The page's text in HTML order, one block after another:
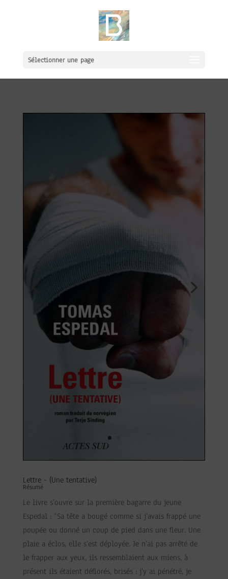
Sélectionner une page
Lettre - (Une tentative)
Résumé
Le livre s’ouvre sur la première bagarre du jeune
Espedal : “Sa tête a bougé comme si j’avais frappé une
poupée ou donné un coup de pied dans une fleur. Une
plaie a éclos, elle s’est déployée. Je n’ai pas arrêté de
le frapper aux yeux, ils ressemblaient aux miens, à
présent ils étaient déflorés, brisés : j’y ai pénétré, je